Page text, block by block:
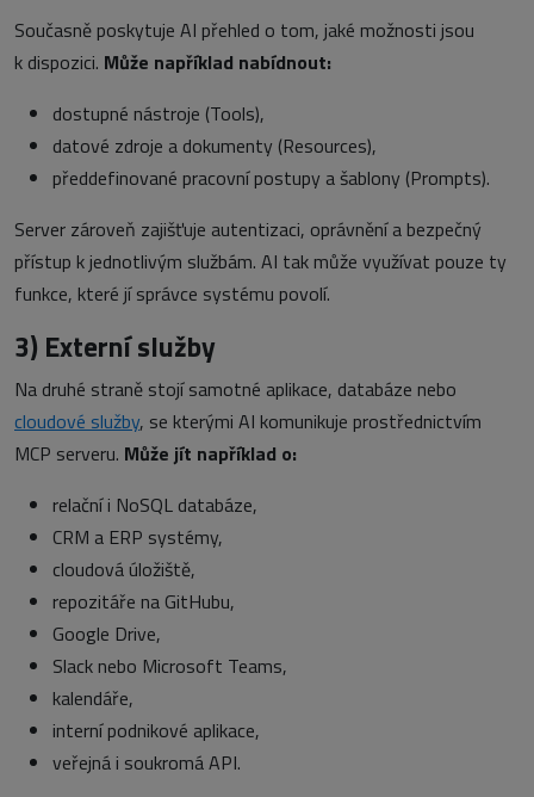
Současně poskytuje AI přehled o tom, jaké možnosti jsou
k dispozici. Může například nabídnout:
dostupné nástroje (Tools),
datové zdroje a dokumenty (Resources),
předdefinované pracovní postupy a šablony (Prompts).
Server zároveň zajišťuje autentizaci, oprávnění a bezpečný
přístup k jednotlivým službám. AI tak může využívat pouze ty
funkce, které jí správce systému povolí.
3) Externí služby
Na druhé straně stojí samotné aplikace, databáze nebo
cloudové služby, se kterými AI komunikuje prostřednictvím
MCP serveru. Může jít například o:
relační i NoSQL databáze,
CRM a ERP systémy,
cloudová úložiště,
repozitáře na GitHubu,
Google Drive,
Slack nebo Microsoft Teams,
kalendáře,
interní podnikové aplikace,
veřejná i soukromá API.